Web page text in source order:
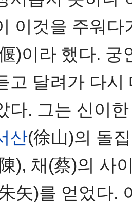
이것을 주워다
)이라 했다. 궁
고 달려가 다시
다. 그는 신이
산(徐山)의 돌
), 채(蔡)의 사
矢)를 얻었다.